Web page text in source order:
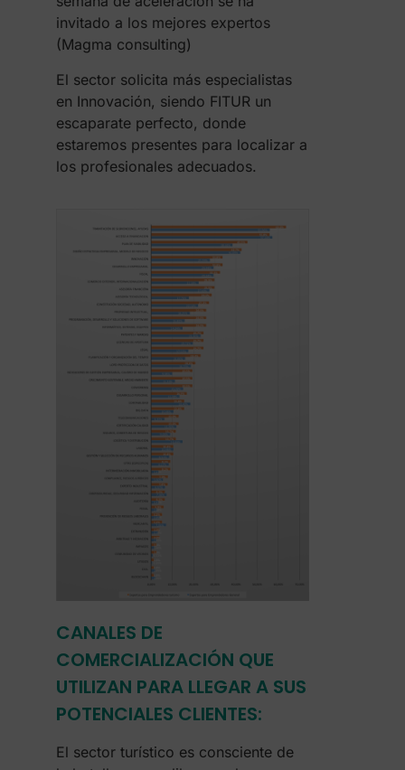
invitado a los mejores expertos
(Magma consulting)
El sector solicita más especialistas
en Innovación, siendo FITUR un
escaparate perfecto, donde
estaremos presentes para localizar a
los profesionales adecuados.
CANALES DE
COMERCIALIZACIÓN QUE
UTILIZAN PARA LLEGAR A SUS
POTENCIALES CLIENTES:
El sector turístico es consciente de